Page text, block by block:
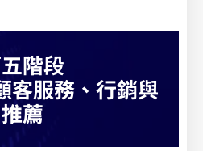
階段
客服務、行銷與
推薦